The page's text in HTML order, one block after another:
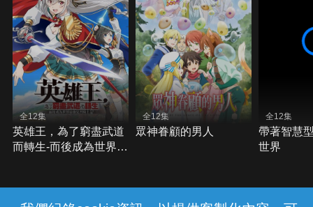
全12集
英雄王，為了窮盡武道
而轉生-而後成為世界最
全12集
眾神眷顧的男人
全12集
帶著智慧
世界